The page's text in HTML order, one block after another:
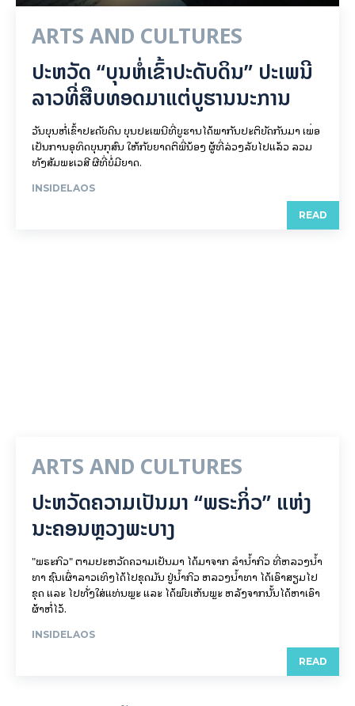
ARTS AND CULTURES
ປະຫວັດ “ບຸນຫໍ່ເຂົ້າປະດັບດິນ” ປະເພນີ
ລາວທີ່ສືບທອດມາແຕ່ບູຮານນະການ
ວັນບຸນຫໍ່ເຂົ້າປະດັບດິນ ບຸນປະເພນີທີ່ບູຮານໄດ້ພາກັນປະຕິບັດກັນມາ ເພື່ອ
ເປັນການອຸທິດບຸນກຸສົນ ໃຫ້ກັບຍາດຕິພີ່ນ້ອງ ຜູ້ທີ່ລ່ວງລັບໄປແລ້ວ ລວມ
ທັງສັມພະເວສີ ຜີທີ່ບໍ່ມີຍາດ.
INSIDELAOS
READ
ARTS AND CULTURES
ປະຫວັດຄວາມເປັນມາ “ພຣະກິ່ວ” ແຫ່ງ
ນະຄອນຫຼວງພະບາງ
"ພຣະກິວ" ຕາມປະຫວັດຄວາມເປັນມາ ໄດ້ມາຈາກ ລຳນ້ຳກິວ ທີ່ຫລວງນ້ຳ
ທາ ຊົນເຜົ່າລາວເທິງໄດ້ໄປຂຸດມັນ ຢູ່ນ້ຳກິວ ຫລວງນ້ຳທາ ໄດ້ເອົາສຽມໄປ
ຂຸດ ແລະ ໄປທັ່ງໃສ່ແທ່ນພຼະ ແລະ ໄດ້ພົບເຫັນພຼະ ຫລັງຈາກນັ້ນໄດ້ຫາເອົາ
ຜ້າຫໍ່ໄວ້.
INSIDELAOS
READ